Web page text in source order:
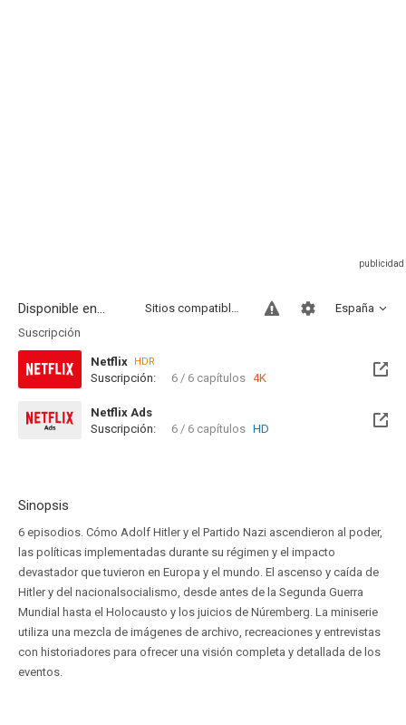
Disponible en... España
Sitios compatibles
Suscripción
Netflix HDR
Suscripción: 6 / 6 capítulos 4K
Netflix Ads
Suscripción:
6 / 6 capítulos HD
Sinopsis
6 episodios. Cómo Adolf Hitler y el Partido Nazi ascendieron al poder,
las políticas implementadas durante su régimen y el impacto
devastador que tuvieron en Europa y el mundo. El ascenso y caída de
Hitler y del nacionalsocialismo, desde antes de la Segunda Guerra
Mundial hasta el Holocausto y los juicios de Núremberg. La miniserie
utiliza una mezcla de imágenes de archivo, recreaciones y entrevistas
con historiadores para ofrecer una visión completa y detallada de los
eventos.